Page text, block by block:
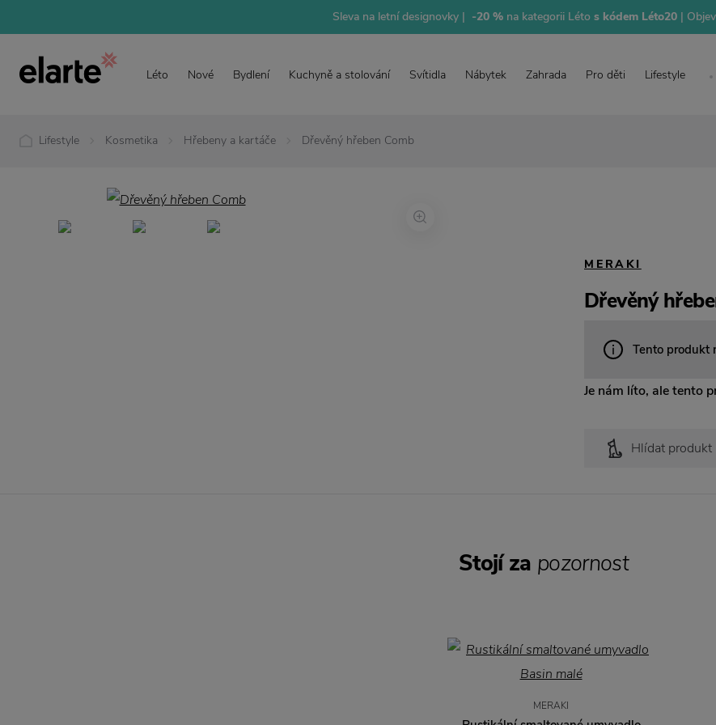
Sleva na letní designovky | -20 %na kategorii Létos kódem Léto20 |
Léto Nové Bydlení Kuchyně a stolování Svítidla Nábytek Zahrada Pro děti Lifestyle
Lifestyle Kosmetika Hřebeny a kartáče Dřevěný hřeben Comb
MERAKI
Dřevěný
Tento produkt
Je nám líto, ale tento
Hlídat produkt
Stojí za pozornost
MERAKI